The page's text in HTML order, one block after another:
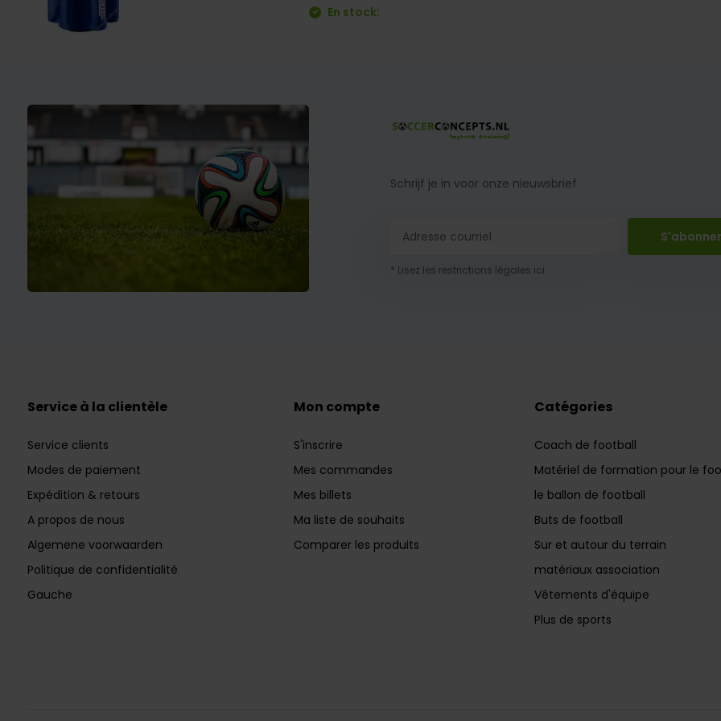
En stock:
Schrijf je in voor onze nieuwsbrief
* Lisez les restrictions légales ici
Service à la clientèle
Service clients
Modes de paiement
Expédition & retours
A propos de nous
Algemene voorwaarden
Politique de confidentialité
Gauche
Mon compte
S'inscrire
Mes commandes
Mes billets
Ma liste de souhaits
Comparer les produits
Catégories
Coach de football
Matériel de formation pour le
le ballon de football
Buts de football
Sur et autour du terrain
matériaux association
Vêtements d'équipe
Plus de sports